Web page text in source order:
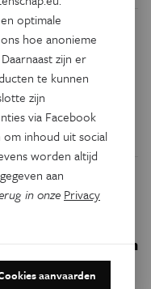
genocide
dit
voor de
op 400 miljoen
aarde
optimale
hoe anonieme
zijn er
te kunnen
zijn
via Facebook
inhoud uit social
worden altijd
aan
in onze Privacy
aanvaarden